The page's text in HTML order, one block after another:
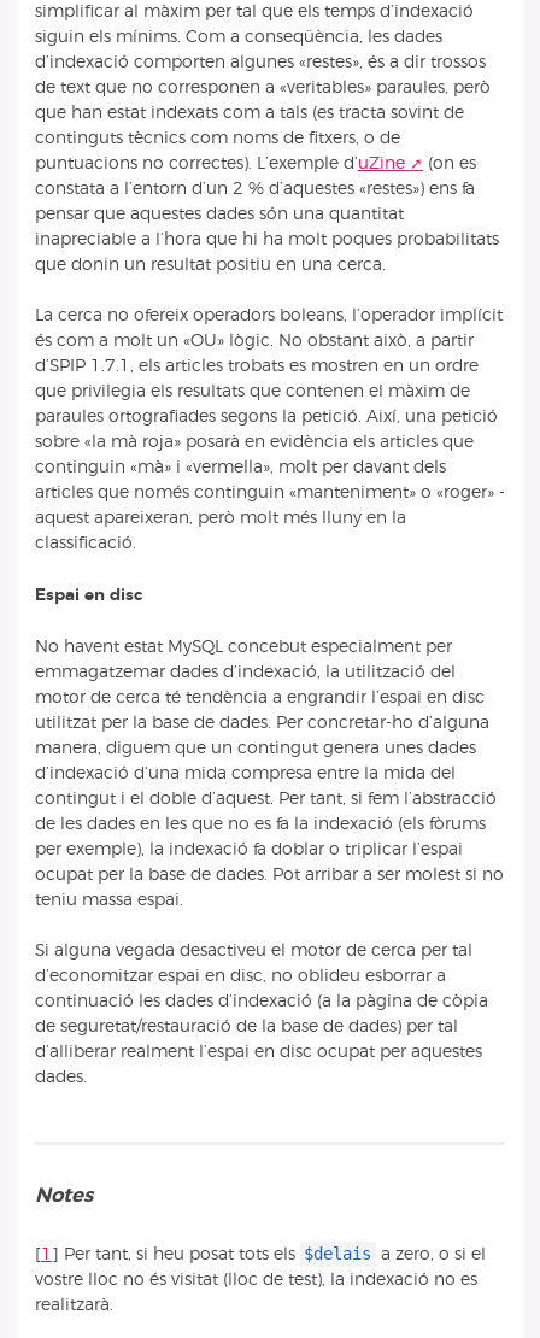
simplificar al màxim per tal que els temps d’indexació
siguin els mínims. Com a conseqüència, les dades
d’indexació comporten algunes «restes», és a dir trossos
de text que no corresponen a «veritables» paraules, però
que han estat indexats com a tals (es tracta sovint de
continguts tècnics com noms de fitxers, o de
puntuacions no correctes). L’exemple d’uZine
(on es
constata a l’entorn d’un 2 % d’aquestes «restes») ens fa
pensar que aquestes dades són una quantitat
inapreciable a l’hora que hi ha molt poques probabilitats
que donin un resultat positiu en una cerca.
La cerca no ofereix operadors boleans, l’operador implícit
és com a molt un «OU» lògic. No obstant això, a partir
d’SPIP 1.7.1, els articles trobats es mostren en un ordre
que privilegia els resultats que contenen el màxim de
paraules ortografiades segons la petició. Així, una petició
sobre «la mà roja» posarà en evidència els articles que
continguin «mà» i «vermella», molt per davant dels
articles que només continguin «manteniment» o «roger» -
aquest apareixeran, però molt més lluny en la
classificació.
Espai en disc
No havent estat MySQL concebut especialment per
emmagatzemar dades d’indexació, la utilització del
motor de cerca té tendència a engrandir l’espai en disc
utilitzat per la base de dades. Per concretar-ho d’alguna
manera, diguem que un contingut genera unes dades
d’indexació d’una mida compresa entre la mida del
contingut i el doble d’aquest. Per tant, si fem l’abstracció
de les dades en les que no es fa la indexació (els fòrums
per exemple), la indexació fa doblar o triplicar l’espai
ocupat per la base de dades. Pot arribar a ser molest si no
teniu massa espai.
Si alguna vegada desactiveu el motor de cerca per tal
d’economitzar espai en disc, no oblideu esborrar a
continuació les dades d’indexació (a la pàgina de còpia
de seguretat/restauració de la base de dades) per tal
d’alliberar realment l’espai en disc ocupat per aquestes
dades.
Notes
[1 ] Per tant, si heu posat tots els $delais a zero, o si el
vostre lloc no és visitat (lloc de test), la indexació no es
realitzarà.